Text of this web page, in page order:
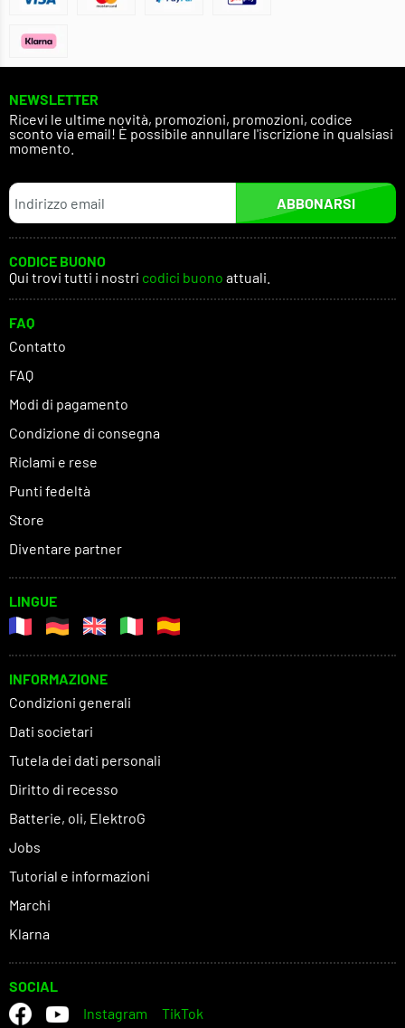
NEWSLETTER
Ricevi le ultime novità, promozioni, promozioni, codice
sconto via email! È possibile annullare l'iscrizione in qualsiasi
momento.
ABBONARSI
CODICE BUONO
Qui trovi tutti i nostri codici buono attuali.
FAQ
Contatto
FAQ
Modi di pagamento
Condizione di consegna
Riclami e rese
Punti fedeltà
Store
Diventare partner
LINGUE
INFORMAZIONE
Condizioni generali
Dati societari
Tutela dei dati personali
Diritto di recesso
Batterie, oli, ElektroG
Jobs
Tutorial e informazioni
Marchi
Klarna
SOCIAL
Instagram
TikTok